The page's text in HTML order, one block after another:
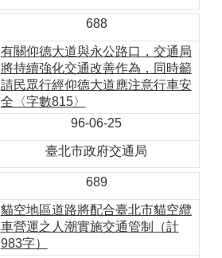
688
有關仰德大道與永公路口，交通局
將持續強化交通改善作為，同時籲
請民眾行經仰德大道應注意行車安
全〈字數815〉
96-06-25
臺北市政府交通局
689
貓空地區道路將配合臺北市貓空纜
車營運之人潮實施交通管制（計
983字）